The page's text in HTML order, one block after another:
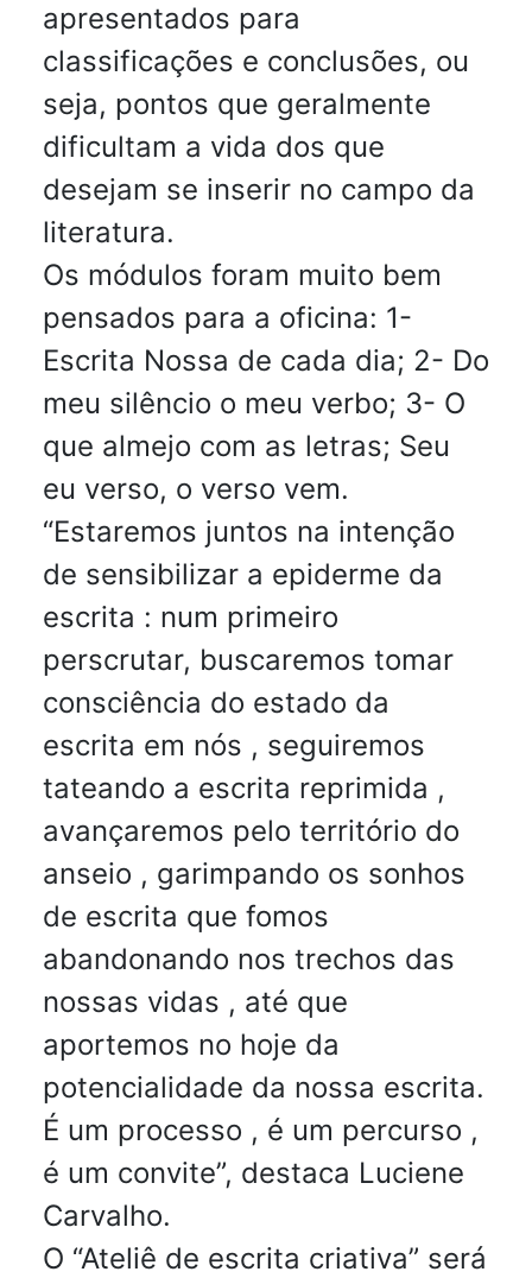
apresentados para
classificações e conclusões, ou
seja, pontos que geralmente
dificultam a vida dos que
desejam se inserir no campo da
literatura.
Os módulos foram muito bem
pensados para a oficina: 1-
Escrita Nossa de cada dia; 2- Do
meu silêncio o meu verbo; 3- O
que almejo com as letras; Seu
eu verso, o verso vem.
“Estaremos juntos na intenção
de sensibilizar a epiderme da
escrita : num primeiro
perscrutar, buscaremos tomar
consciência do estado da
escrita em nós , seguiremos
tateando a escrita reprimida ,
avançaremos pelo território do
anseio , garimpando os sonhos
de escrita que fomos
abandonando nos trechos das
nossas vidas , até que
aportemos no hoje da
potencialidade da nossa escrita.
É um processo , é um percurso ,
é um convite”, destaca Luciene
Carvalho.
O “Ateliê de escrita criativa” será